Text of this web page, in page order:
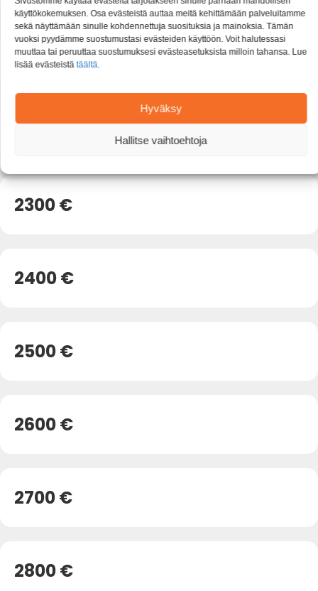
käyttökokemuksen. Osa evästeistä auttaa meitä kehittämään palveluitamme
sekä näyttämään sinulle kohdennettuja suosituksia ja mainoksia. Tämän
vuoksi pyydämme suostumustasi evästeiden käyttöön. Voit halutessasi
muuttaa tai peruuttaa suostumuksesi evästeasetuksista milloin tahansa. Lue
lisää evästeistätäältä.
Hyväksy
Hallitse vaihtoehtoja
2100 €
2200 €
2300 €
2400 €
2500 €
2600 €
2700 €
2800 €